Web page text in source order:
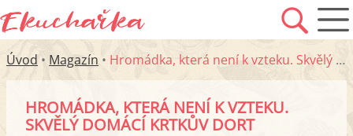
Úvod • Magazín • Hromádka, která není k vzteku. Skvělý domácí krtkův dort
HROMÁDKA, KTERÁ NENÍ K VZTEKU.
SKVĚLÝ DOMÁCÍ KRTKŮV DORT